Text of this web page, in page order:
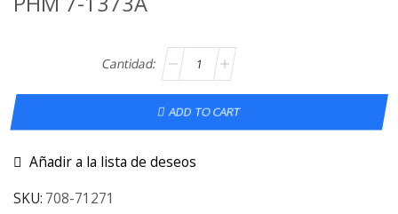
ADD TO CART
Añadir a la lista de deseos
SKU: 708-71271